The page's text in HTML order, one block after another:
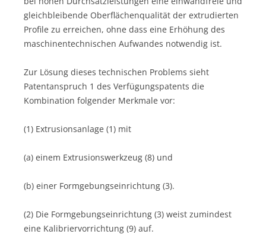
gleichbleibende Oberflächenqualität der extrudierten
Profile zu erreichen, ohne dass eine Erhöhung des
maschinentechnischen Aufwandes notwendig ist.
Zur Lösung dieses technischen Problems sieht
Patentanspruch 1 des Verfügungspatents die
Kombination folgender Merkmale vor:
(1) Extrusionsanlage (1) mit
(a) einem Extrusionswerkzeug (8) und
(b) einer Formgebungseinrichtung (3).
(2) Die Formgebungseinrichtung (3) weist zumindest
eine Kalibriervorrichtung (9) auf.